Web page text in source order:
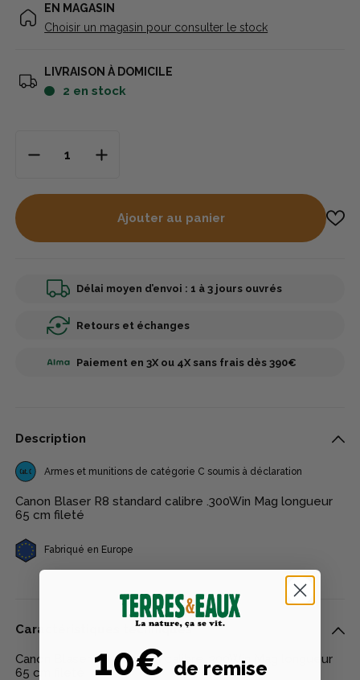
EN MAGASIN
Choisir un magasin pour consulter le stock
LIVRAISON À DOMICILE
2 en stock
Ajouter au panier
Délai moyen d’envoi : 1 à 3 jours ouvrés
Retours et échanges
Paiement en 3X ou 4X sans frais dès 390€
Description
Armes et munitions de catégorie C soumis à déclaration
Canon Blaser R8 standard calibre .300Win Mag longueur
65 cm fileté
Fabriqué en Europe
Caractéristiques techniques
Canon Blaser R8 standard calibre .300Win Mag longueur
65 cm fileté
10€ de remise